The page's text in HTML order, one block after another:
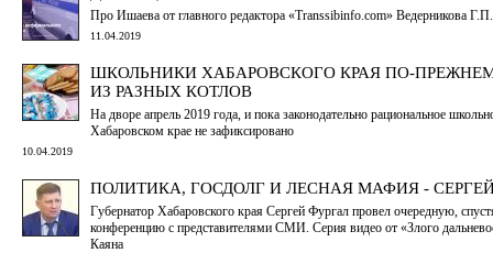
Про Ишаева от главного редактора «Transsibinfo.com» Ведерникова Г.П.
11.04.2019
ШКОЛЬНИКИ ХАБАРОВСКОГО КРАЯ ПО-
ИЗ РАЗНЫХ КОТЛОВ
На дворе апрель 2019 года, и пока законодательно рациональное
Хабаровском крае не зафиксировано
10.04.2019
ПОЛИТИКА, ГОСДОЛГ И ЛЕСНАЯ МАФИЯ -
Губернатор Хабаровского края Сергей Фургал провел очередную,
конференцию с представителями СМИ. Серия видео от «Злого
Каяна